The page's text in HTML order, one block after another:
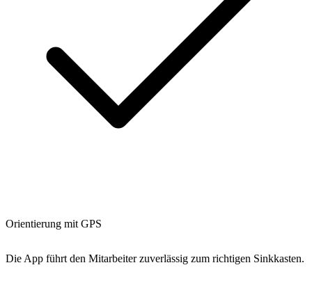
Orientierung mit GPS
Die App führt den Mitarbeiter zuverlässig zum richtigen Sinkkasten.